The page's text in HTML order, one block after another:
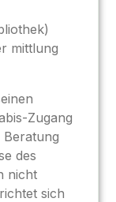
mittlung
Zugang
des
nicht
sich